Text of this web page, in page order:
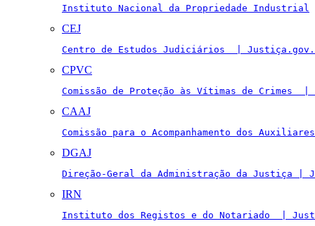
Instituto Nacional da Propriedade Industrial
CEJ
Centro de Estudos Judiciários  |
CPVC
Comissão de Proteção às Vítimas de Crimes
CAAJ
Comissão para o Acompanhamento dos
DGAJ
Direção-Geral da Administração da Justiça |
IRN
Instituto dos Registos e do Notariado  |